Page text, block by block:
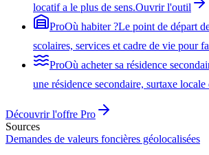
locatif a le plus de sens.Ouvrir l'outil
ProOù habiter ?Le point de départ
scolaires, services et cadre de vie pour
ProOù acheter sa résidence
une résidence secondaire, surtaxe locale
Découvrir l'offre Pro
Sources
Demandes de valeurs foncières géolocalisées